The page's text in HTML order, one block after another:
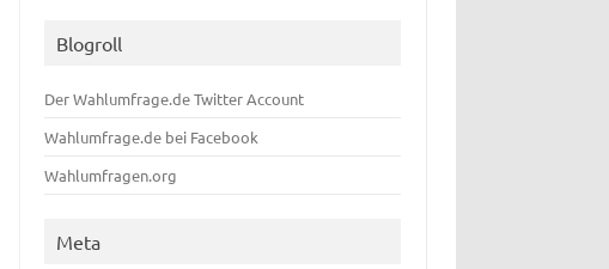
Blogroll
Der Wahlumfrage.de Twitter Account
Wahlumfrage.de bei Facebook
Wahlumfragen.org
Meta